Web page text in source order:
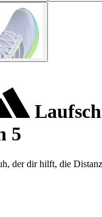
5
der dir hilft, die